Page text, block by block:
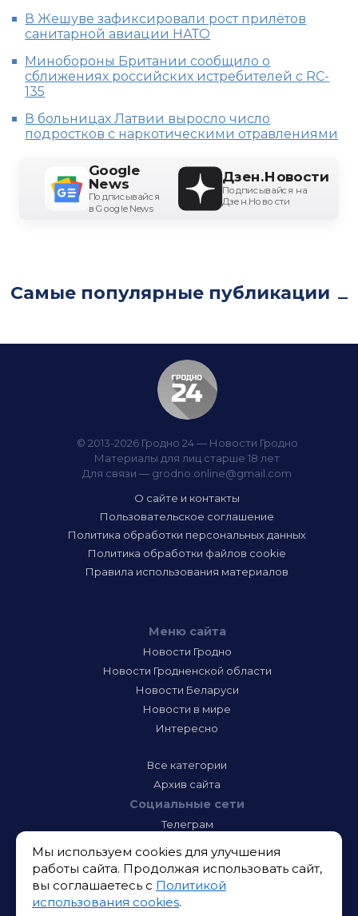
В Жешуве зафиксировали рост прилётов
санитарной авиации НАТО
Минобороны Британии сообщило о
сближениях российских истребителей с RC-
135
В больницах Латвии выросло число
подростков с наркотическими отравлениями
Google
News
Подписывайся
в Google News
Дзен.Новости
Подписывайся на
Дзен.Новости
Самые популярные публикации
© 2013-2026 Гродно 24 — Новости Гродно
Материалы для лиц старше 18 лет
Для связи — grodno.online@gmail.com
О сайте и контакты
Пользовательское соглашение
Политика обработки персональных данных
Политика обработки файлов cookie
Правила использования материалов
Меню сайта
Новости Гродно
Новости Гродненской области
Новости Беларуси
Новости в мире
Интересно
Все категории
Архив сайта
Социальные сети
Телеграм
Инстаграм
Тик-Ток
Одноклассники
ВК
Мы используем cookies для улучшения
работы сайта. Продолжая использовать сайт,
вы соглашаетесь с Политикой
использования cookies.